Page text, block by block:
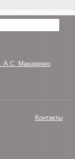
А.С. Макаренко
Контакты